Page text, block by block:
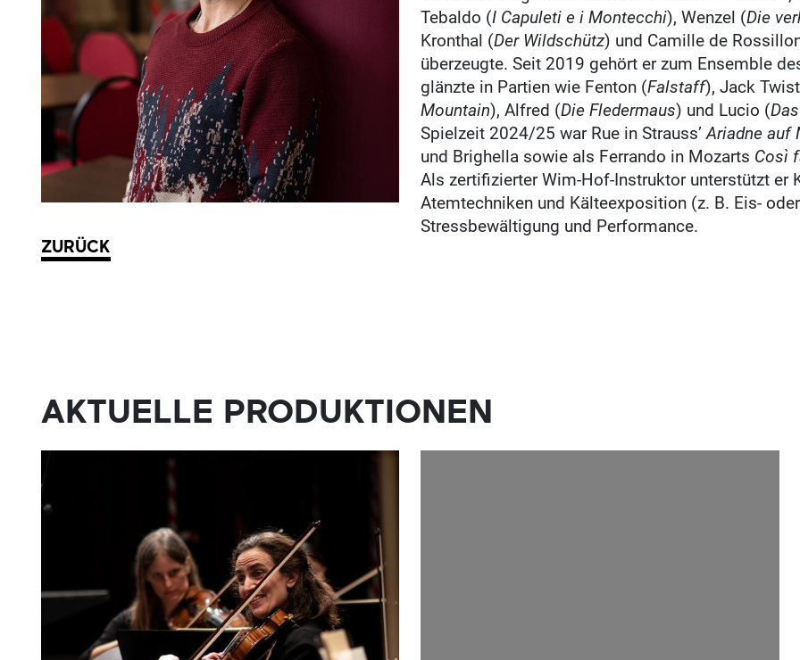
ZURÜCK
Tebaldo (I Capuleti e i Montecchi), Wenzel (Die
Kronthal (Der Wildschütz) und Camille de
überzeugte. Seit 2019 gehört er zum Ensemble
glänzte in Partien wie Fenton (Falstaff), Jack
Mountain), Alfred (Die Fledermaus) und Lucio (
Spielzeit 2024/25 war Rue in Strauss’Ariadne auf
und Brighella sowie als Ferrando in Mozarts Così
Als zertifizierter Wim-Hof-Instruktor unterstützt er
Atemtechniken und Kälteexposition (z. B. Eis-
Stressbewältigung und Performance.
AKTUELLE PRODUKTIONEN